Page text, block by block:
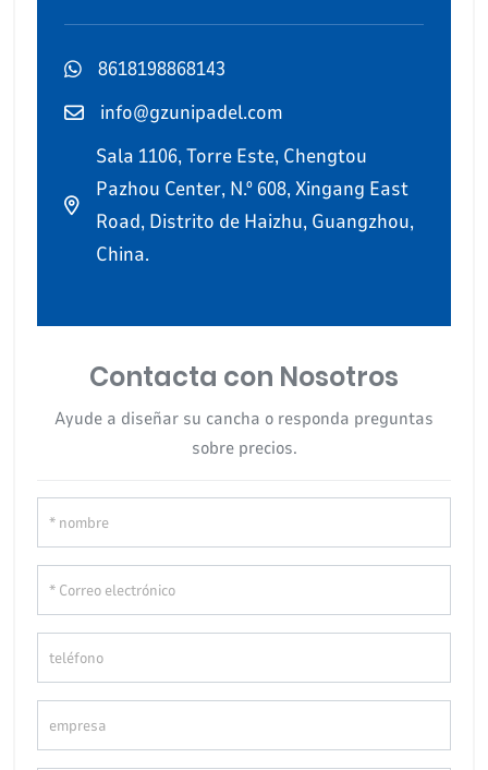
8618198868143
info@gzunipadel.com
Sala 1106, Torre Este, Chengtou
Pazhou Center, N.º 608, Xingang East
Road, Distrito de Haizhu, Guangzhou,
China.
Contacta con Nosotros
Ayude a diseñar su cancha o responda preguntas
sobre precios.